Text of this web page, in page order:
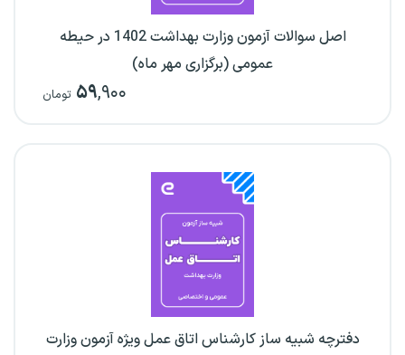
اصل سوالات آزمون وزارت بهداشت 1402 در حیطه
عمومی (برگزاری مهر ماه)
۵۹,۹۰۰ تومان
دفترچه شبیه ساز کارشناس اتاق عمل ویژه آزمون وزارت